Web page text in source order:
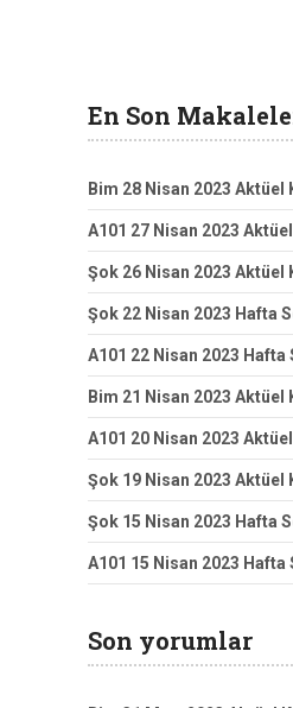
En Son
Bim 28 Nisan 2023 Aktüel
A101 27 Nisan 2023
Şok 26 Nisan 2023 Aktüel
Şok 22 Nisan 2023 Hafta
A101 22 Nisan 2023 Hafta
Bim 21 Nisan 2023 Aktüel
A101 20 Nisan 2023
Şok 19 Nisan 2023 Aktüel
Şok 15 Nisan 2023 Hafta
A101 15 Nisan 2023 Hafta
Son yorumlar